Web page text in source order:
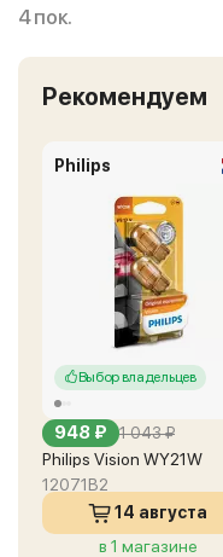
4 пок.
Рекомендуем
Philips
Выбор владельцев
948 ₽ 1 043 ₽
Philips Vision WY21W
12071B2
14 августа
в 1 магазине